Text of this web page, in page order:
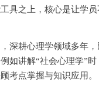
具之上，核心是让学员
深耕心理学领域多年
如讲解“社会心理学”
考点掌握与知识应用。